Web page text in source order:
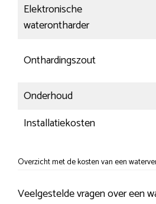
Elektronische
waterontharder
Onthardingszout
Onderhoud
Installatiekosten
Overzicht met de kosten van een
Veelgestelde vragen over een